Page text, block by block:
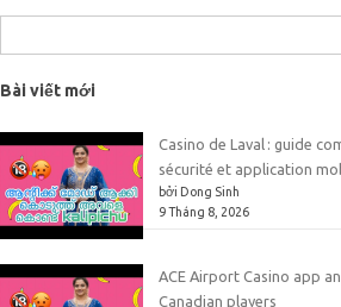
kiếm
cho:
Bài viết mới
Casino de Laval : guide
sécurité et application
bởi Dong Sinh
9 Tháng 8, 2026
ACE Airport Casino app
Canadian players